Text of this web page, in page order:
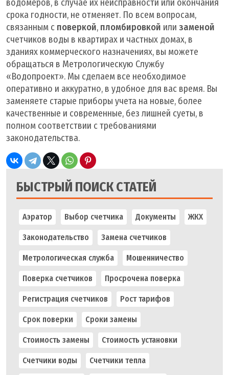
БЫСТРЫЙ ПОИСК СТАТЕЙ
Аэратор Выбор счетчика Документы ЖКХ
Законодательство Замена счетчиков
Метрологическая служба Мошенничество
Поверка счетчиков Просрочена поверка
Регистрация счетчиков Рост тарифов
Срок поверки Сроки замены
Стоимость замены Стоимость установки
Счетчики воды Счетчики тепла
водомеров, в случае их неисправности или окончания
срока годности, не отменяет. По всем вопросам,
связанным с поверкой, пломбировкой или заменой
счетчиков воды в квартирах и частных домах, в
зданиях коммерческого назначениях, вы можете
обращаться в Метрологическую Службу
«Водопроект». Мы сделаем все необходимое
оперативно и аккуратно, в удобное для вас время. Вы
заменяете старые приборы учета на новые, более
качественные и современные, без лишней суеты, в
полном соответствии с требованиями
законодательства.